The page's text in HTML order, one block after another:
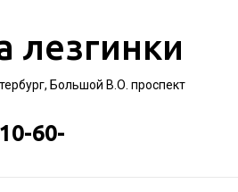
лезгинки
Большой В.О. проспект
60-